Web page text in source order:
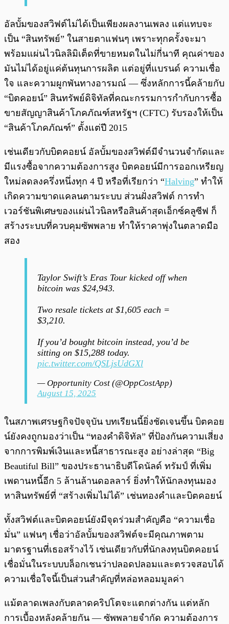
อัลบั้มของสวิฟต์ไม่ได้เป็นเพียงผลงานเพลง แต่แทบจะ
เป็น “สินทรัพย์” ในสายตาแฟนๆ เพราะทุกครั้งจะมา
พร้อมแผ่นไวนิลลิมิเต็ดที่ขายหมดในไม่กี่นาที คุณค่าของ
มันไม่ได้อยู่แค่ต้นทุนการผลิต แต่อยู่ที่แบรนด์ ความเชื่อ
ใจ และความผูกพันทางอารมณ์ — ซึ่งหลักการนี้คล้ายกับ
“บิตคอยน์” สินทรัพย์ดิจิทัลที่คณะกรรมการกำกับการซื้อ
ขายสัญญาสินค้าโภคภัณฑ์สหรัฐฯ (CFTC) รับรองให้เป็น
“สินค้าโภคภัณฑ์” ตั้งแต่ปี 2015
เช่นเดียวกับบิตคอยน์ อัลบั้มของสวิฟต์มีจำนวนจำกัดและ
มีแรงซื้อจากความต้องการสูง บิตคอยน์มีการออกเหรียญ
ใหม่ลดลงครึ่งหนึ่งทุก 4 ปี หรือที่เรียกว่า “Halving” ทำให้
เกิดความขาดแคลนตามระบบ ส่วนฝั่งสวิฟต์ การทำ
เวอร์ชันพิเศษของแผ่นไวนิลหรือสินค้าสุดเอ็กซ์คลูซีฟ ก็
สร้างระบบที่ควบคุมซัพพลาย ทำให้ราคาพุ่งในตลาดมือ
สอง
Taylor Swift’s Eras Tour kicked off when
bitcoin was $24,943.
Two resale tickets at $1,605 each =
$3,210.
If you’d bought bitcoin instead, you’d be
sitting on $15,288 today.
pic.twitter.com/QSLjsUdGXl
— Opportunity Cost (@OppCostApp)
August 15, 2025
ในสภาพเศรษฐกิจปัจจุบัน บทเรียนนี้ยิ่งชัดเจนขึ้น บิตคอย
น์ยังคงถูกมองว่าเป็น “ทองคำดิจิทัล” ที่ป้องกันความเสี่ยง
จากการพิมพ์เงินและหนี้สาธารณะสูง อย่างล่าสุด “Big
Beautiful Bill” ของประธานาธิบดีโดนัลด์ ทรัมป์ ที่เพิ่ม
เพดานหนี้อีก 5 ล้านล้านดอลลาร์ ยิ่งทำให้นักลงทุนมอง
หาสินทรัพย์ที่ “สร้างเพิ่มไม่ได้” เช่นทองคำและบิตคอยน์
ทั้งสวิฟต์และบิตคอยน์ยังมีจุดร่วมสำคัญคือ “ความเชื่อ
มั่น” แฟนๆ เชื่อว่าอัลบั้มของสวิฟต์จะมีคุณภาพตาม
มาตรฐานที่เธอสร้างไว้ เช่นเดียวกับที่นักลงทุนบิตคอยน์
เชื่อมั่นในระบบบล็อกเชนว่าปลอดปลอมและตรวจสอบได้
ความเชื่อใจนี้เป็นส่วนสำคัญที่หล่อหลอมมูลค่า
แม้ตลาดเพลงกับตลาดคริปโตจะแตกต่างกัน แต่หลัก
การเบื้องหลังคล้ายกัน — ซัพพลายจำกัด ความต้องการ